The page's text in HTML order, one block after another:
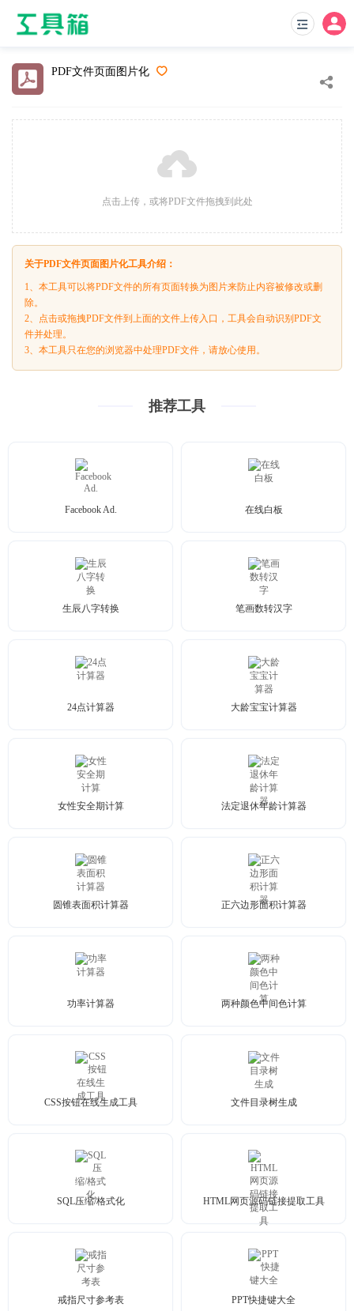
PDF文件页面图片化
点击上传，或将PDF文件拖拽到此处
关于PDF文件页面图片化工具介绍：
1、本工具可以将PDF文件的所有页面转换为图片来防止内容被修改或删
除。
2、点击或拖拽PDF文件到上面的文件上传入口，工具会自动识别PDF文
件并处理。
3、本工具只在您的浏览器中处理PDF文件，请放心使用。
推荐工具
Facebook Ad. 在线白板
生辰八字转换 笔画数转汉字
24点计算器 大龄宝宝计算器
女性安全期计算 法定退休年龄计算器
圆锥表面积计算器 正六边形面积计算器
功率计算器 两种颜色中间色计算
CSS按钮在线生成工具 文件目录树生成
SQL压缩/格式化 HTML网页源码链接提取工具
戒指尺寸参考表 PPT快捷键大全